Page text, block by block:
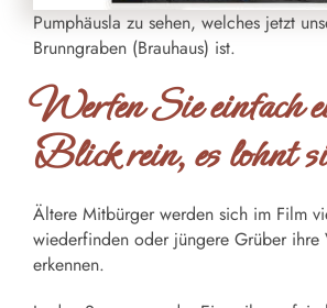
Pumphäusla zu sehen, welches jetzt
Brunngraben (Brauhaus) ist.
Werfen Sie einfach
Blick rein, es lohnt
Ältere Mitbürger werden sich im Film
wiederfinden oder jüngere Grüber ihre
erkennen.